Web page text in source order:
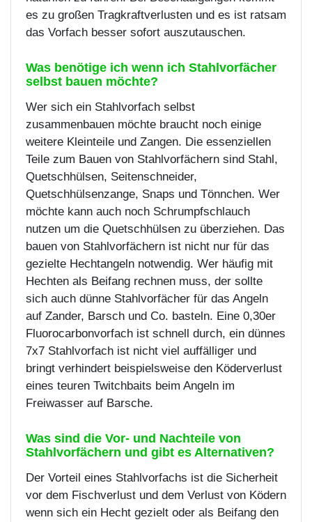
es zu großen Tragkraftverlusten und es ist ratsam
das Vorfach besser sofort auszutauschen.
Was benötige ich wenn ich Stahlvorfächer
selbst bauen möchte?
Wer sich ein Stahlvorfach selbst
zusammenbauen möchte braucht noch einige
weitere Kleinteile und Zangen. Die essenziellen
Teile zum Bauen von Stahlvorfächern sind Stahl,
Quetschhülsen, Seitenschneider,
Quetschhülsenzange, Snaps und Tönnchen. Wer
möchte kann auch noch Schrumpfschlauch
nutzen um die Quetschhülsen zu überziehen. Das
bauen von Stahlvorfächern ist nicht nur für das
gezielte Hechtangeln notwendig. Wer häufig mit
Hechten als Beifang rechnen muss, der sollte
sich auch dünne Stahlvorfächer für das Angeln
auf Zander, Barsch und Co. basteln. Eine 0,30er
Fluorocarbonvorfach ist schnell durch, ein dünnes
7x7 Stahlvorfach ist nicht viel auffälliger und
bringt verhindert beispielsweise den Köderverlust
eines teuren Twitchbaits beim Angeln im
Freiwasser auf Barsche.
Was sind die Vor- und Nachteile von
Stahlvorfächern und gibt es Alternativen?
Der Vorteil eines Stahlvorfachs ist die Sicherheit
vor dem Fischverlust und dem Verlust von Ködern
wenn sich ein Hecht gezielt oder als Beifang den